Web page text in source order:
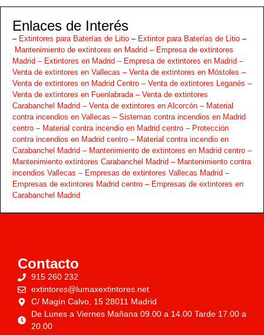
Enlaces de Interés
– Extintores para Baterías de Litio – Extintor para Baterías de Litio –
Mantenimiento de extintores en Madrid – Empresa de extintores
Madrid – Extintores en Madrid – Empresa de extintores en Madrid –
Venta de extintores en Vallecas – Venta de extintores en Móstoles –
Venta de extintores en Madrid Centro – Venta de extintores Leganés –
Venta de extintores en Fuenlabrada – Venta de extintores
Carabanchel Madrid – Venta de extintores en Alcorcón – Material
contra incendios en Vallecas – Sistemas contra incendios en Madrid
centro – Material contra incendio en Madrid centro – Protección
contra incendios en Madrid centro – Material contra incendio en
Carabanchel Madrid – Mantenimiento de extintores en Madrid centro –
Mantenimiento extintores Carabanchel Madrid – Mantenimiento contra
incendios Vallecas – Empresas de extintores Vallecas Madrid –
Empresas de extintores Madrid centro – Empresas de extintores en
Carabanchel Madrid
Contacto
915 260 232
extintores@lumaxextintores.net
C/ Magín Calvo, 15 28011 Madrid
De Lunes a Viernes Mañana 09.00 a 14.00 Tarde 17.00 a
20.00